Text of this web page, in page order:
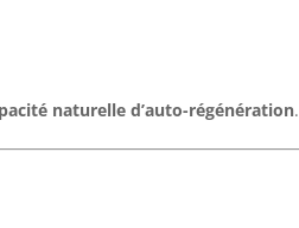
naturelle d’auto-régénération.